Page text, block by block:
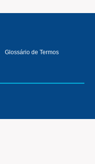
Glossário de Termos